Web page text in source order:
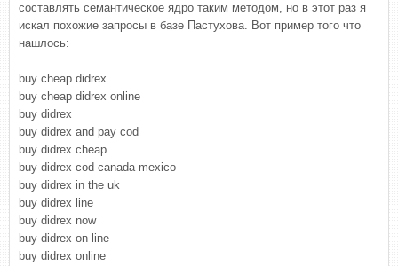
составлять семантическое ядро таким методом, но в этот раз я
искал похожие запросы в базе Пастухова. Вот пример того что
нашлось:
buy cheap didrex
buy cheap didrex online
buy didrex
buy didrex and pay cod
buy didrex cheap
buy didrex cod canada mexico
buy didrex in the uk
buy didrex line
buy didrex now
buy didrex on line
buy didrex online